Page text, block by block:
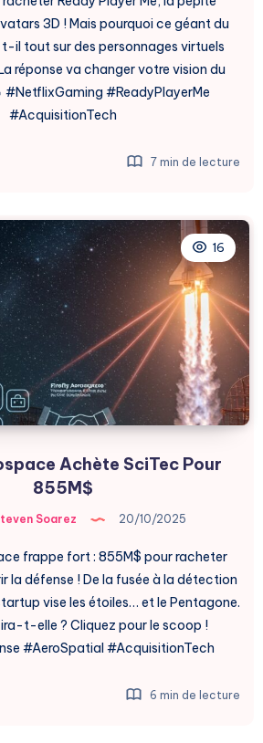
3D ! Mais pourquoi ce géant du
il tout sur des personnages virtuels
réponse va changer votre vision du
#NetflixGaming #ReadyPlayerMe
#AcquisitionTech
7 min de lecture
16
Achète SciTec Pour
855M$
Soarez 20/10/2025
frappe fort : 855M$ pour racheter
la défense ! De la fusée à la détection
vise les étoiles… et le Pentagone.
ira-t-elle ? Cliquez pour le scoop !
#AeroSpatial #AcquisitionTech
6 min de lecture